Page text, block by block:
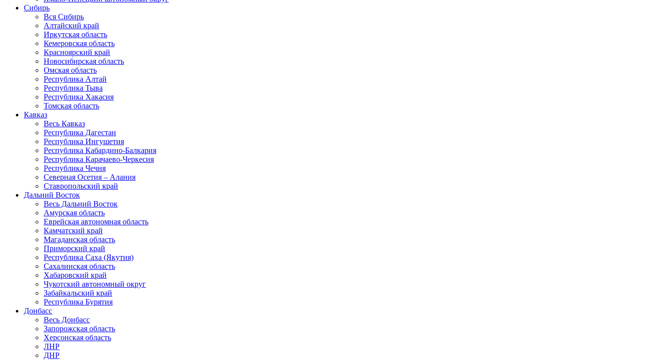
Сибирь
Вся Сибирь
Алтайский край
Иркутская область
Кемеровская область
Красноярский край
Новосибирская область
Омская область
Республика Алтай
Республика Тыва
Республика Хакасия
Томская область
Кавказ
Весь Кавказ
Республика Дагестан
Республика Ингушетия
Республика Кабардино-Балкария
Республика Карачаево-Черкесия
Республика Чечня
Северная Осетия – Алания
Ставропольский край
Дальний Восток
Весь Дальний Восток
Амурская область
Еврейская автономная область
Камчатский край
Магаданская область
Приморский край
Республика Саха (Якутия)
Сахалинская область
Хабаровский край
Чукотский автономный округ
Забайкальский край
Республика Бурятия
Донбасс
Весь Донбасс
Запорожская область
Херсонская область
ЛНР
ДНР